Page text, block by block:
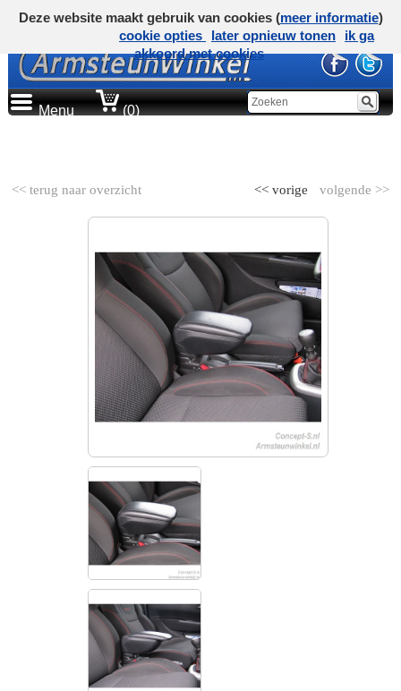
Menu (0)
<< terug naar overzicht volgende >>
<< vorige
Deze website maakt gebruik van cookies (meer informatie)
cookie opties
later opnieuw tonen
ik ga
akkoord met cookies